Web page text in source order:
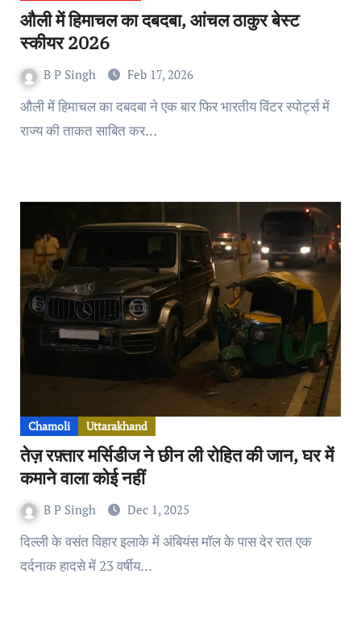
औली में हिमाचल का दबदबा, आंचल ठाकुर बेस्ट
स्कीयर 2026
B P Singh Feb 17, 2026
औली में हिमाचल का दबदबा ने एक बार फिर भारतीय विंटर स्पोर्ट्स में
राज्य की ताकत साबित कर…
Chamoli Uttarakhand
तेज़ रफ़्तार मर्सिडीज ने छीन ली रोहित की जान, घर में
कमाने वाला कोई नहीं
B P Singh Dec 1, 2025
दिल्ली के वसंत विहार इलाके में अंबियंस मॉल के पास देर रात एक
दर्दनाक हादसे में 23 वर्षीय…